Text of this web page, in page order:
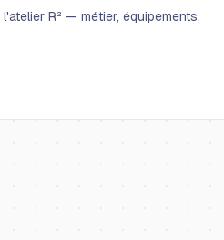
R² — métier, équipements,